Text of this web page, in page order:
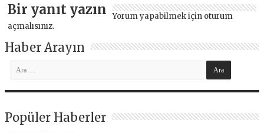
Bir yanıt yazın Yorum yapabilmek için oturum
açmalısınız.
Haber Arayın
Popüler Haberler